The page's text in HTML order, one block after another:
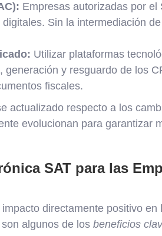
Empresas autorizadas por el
Sin la intermediación
Utilizar plataformas
y resguardo de los
fiscales.
actualizado respecto a los
evolucionan para garantizar
SAT para las
directamente positivo en
algunos de los beneficios